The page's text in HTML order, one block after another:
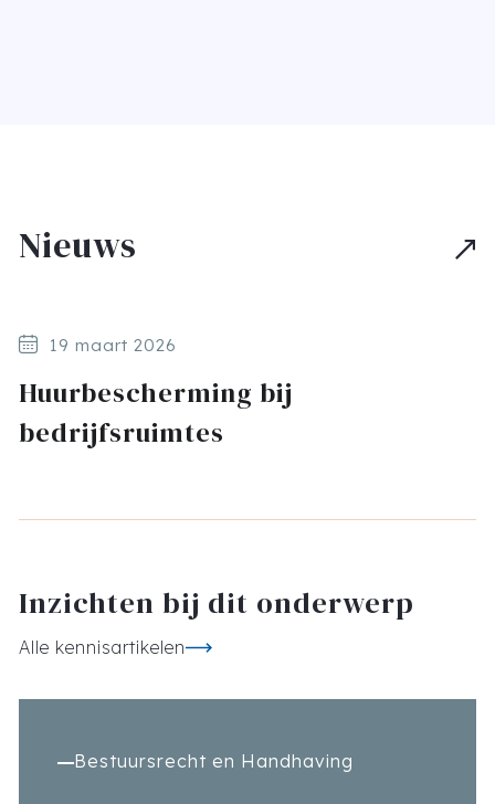
Nieuws
19 maart 2026
Huurbescherming bij
bedrijfsruimtes
Inzichten bij dit onderwerp
Alle kennisartikelen
Bestuursrecht en Handhaving